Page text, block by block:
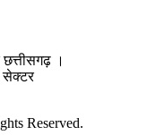
।
सेक्टर
Reserved.